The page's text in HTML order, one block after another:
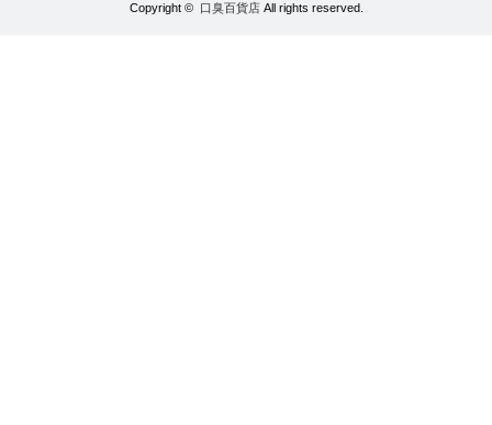
Copyright © 口臭百貨店All rights reserved.